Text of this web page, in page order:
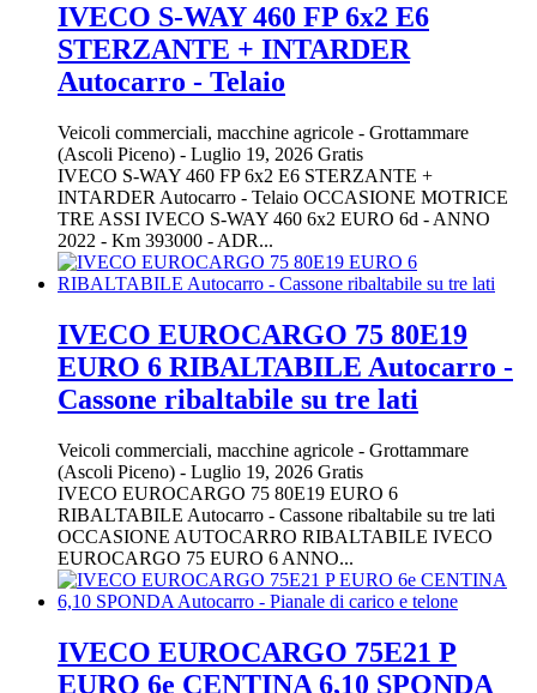
IVECO S-WAY 460 FP 6x2 E6
STERZANTE + INTARDER
Autocarro - Telaio
Veicoli commerciali, macchine agricole - Grottammare
(Ascoli Piceno) - Luglio 19, 2026 Gratis
IVECO S-WAY 460 FP 6x2 E6 STERZANTE +
INTARDER Autocarro - Telaio OCCASIONE MOTRICE
TRE ASSI IVECO S-WAY 460 6x2 EURO 6d - ANNO
2022 - Km 393000 - ADR...
IVECO EUROCARGO 75 80E19
EURO 6 RIBALTABILE Autocarro -
Cassone ribaltabile su tre lati
Veicoli commerciali, macchine agricole - Grottammare
(Ascoli Piceno) - Luglio 19, 2026 Gratis
IVECO EUROCARGO 75 80E19 EURO 6
RIBALTABILE Autocarro - Cassone ribaltabile su tre lati
OCCASIONE AUTOCARRO RIBALTABILE IVECO
EUROCARGO 75 EURO 6 ANNO...
IVECO EUROCARGO 75E21 P
EURO 6e CENTINA 6,10 SPONDA